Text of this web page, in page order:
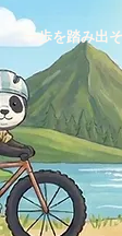
一歩を踏み出